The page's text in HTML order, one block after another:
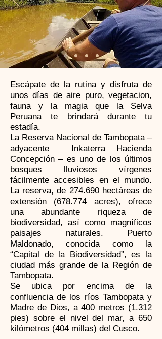
Escápate de la rutina y disfruta de
unos días de aire puro, vegetacion,
fauna y la magia que la Selva
Peruana te brindará durante tu
estadía.
La Reserva Nacional de Tambopata –
adyacente Inkaterra Hacienda
Concepción – es uno de los últimos
bosques lluviosos vírgenes
fácilmente accesibles en el mundo.
La reserva, de 274.690 hectáreas de
extensión (678.774 acres), ofrece
una abundante riqueza de
biodiversidad, así como magníficos
paisajes naturales. Puerto
Maldonado, conocida como la
“Capital de la Biodiversidad”, es la
ciudad más grande de la Región de
Tambopata.
Se ubica por encima de la
confluencia de los ríos Tambopata y
Madre de Dios, a 400 metros (1.312
pies) sobre el nivel del mar, a 650
kilómetros (404 millas) del Cusco.